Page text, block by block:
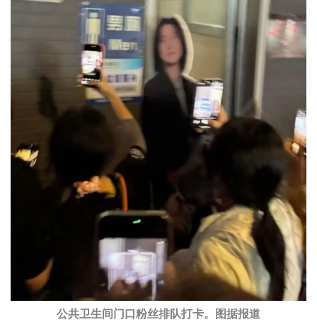
公共卫生间门口粉丝排队打卡。图据报道